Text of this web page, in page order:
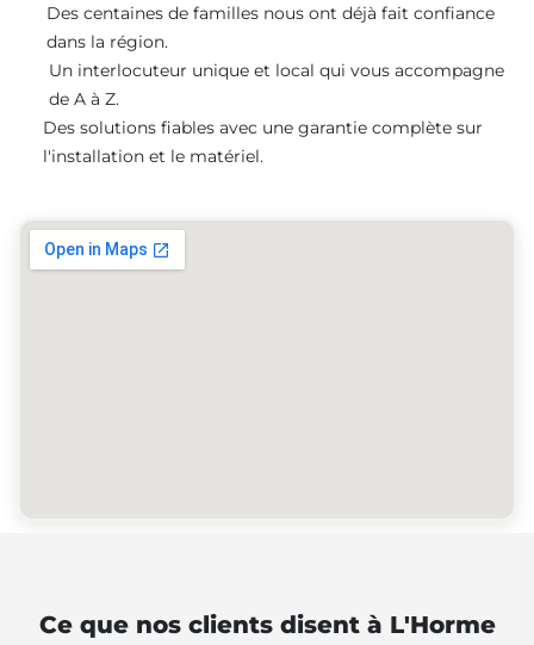
Des centaines de familles nous ont déjà fait confiance
dans la région.
Un interlocuteur unique et local qui vous accompagne
de A à Z.
Des solutions fiables avec une garantie complète sur
l'installation et le matériel.
Ce que nos clients disent à L'Horme